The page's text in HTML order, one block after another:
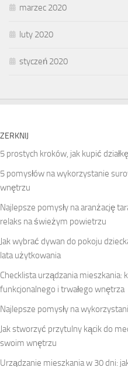
marzec 2020
luty 2020
styczeń 2020
ZERKNIJ
5 prostych kroków, jak kupić
5 pomysłów na wykorzystanie
wnętrzu
Najlepsze pomysły na aranżację
relaks na świeżym powietrzu
Jak wybrać dywan do pokoju
lata użytkowania
Checklista urządzania mieszkania:
funkcjonalnego i trwałego wnętrza
Najlepsze pomysły na
Jak stworzyć przytulny kącik do
swoim wnętrzu
Urządzanie mieszkania w 30 dni: